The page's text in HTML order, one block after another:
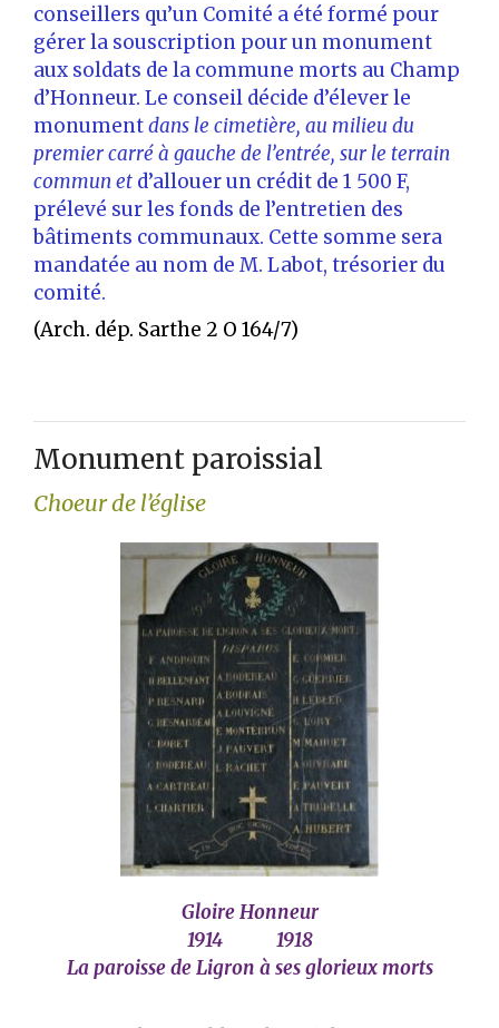
conseillers qu’un Comité a été formé pour
gérer la souscription pour un monument
aux soldats de la commune morts au Champ
d’Honneur. Le conseil décide d’élever le
monumentdans le cimetière, au milieu du
premier carré à gauche de l’entrée, sur le terrain
commun et d’allouer un crédit de 1 500 F,
prélevé sur les fonds de l’entretien des
bâtiments communaux. Cette somme sera
mandatée au nom de M. Labot, trésorier du
comité.
(Arch. dép. Sarthe 2 O 164/7)
Monument paroissial
Choeur de l’église
Gloire Honneur
1914 1918
La paroisse de Ligron à ses glorieux morts